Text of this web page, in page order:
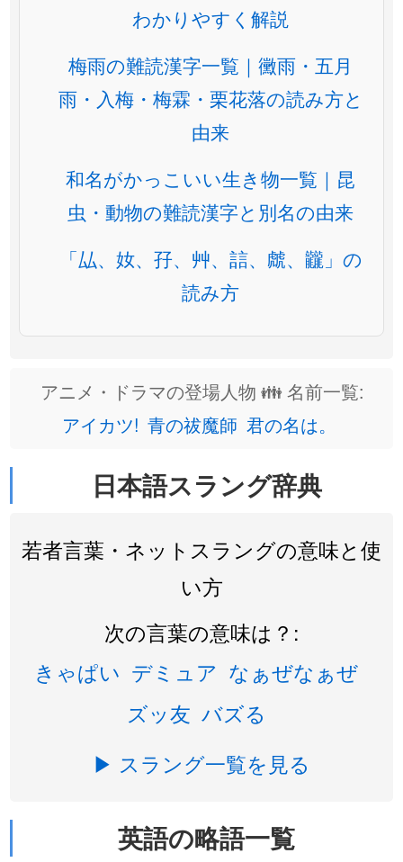
わかりやすく解説
梅雨の難読漢字一覧｜黴雨・五月
雨・入梅・梅霖・栗花落の読み方と
由来
和名がかっこいい生き物一覧｜昆
虫・動物の難読漢字と別名の由来
「厸、奻、孖、艸、誩、虤、龖」の
読み方
アニメ・ドラマの登場人物 👪 名前一覧:
アイカツ! 青の祓魔師 君の名は。
日本語スラング辞典
若者言葉・ネットスラングの意味と使
い方
次の言葉の意味は？:
きゃぱい デミュア なぁぜなぁぜ
ズッ友 バズる
▶ スラング一覧を見る
英語の略語一覧